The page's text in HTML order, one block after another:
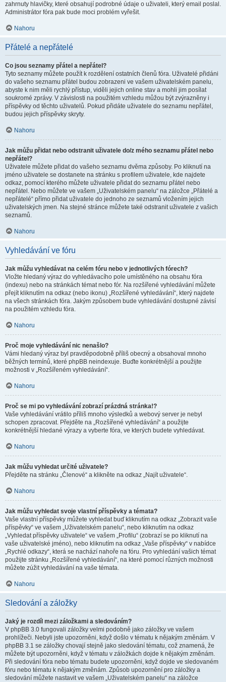
zahrnuty hlavičky, které obsahují podrobné údaje o uživateli, který email poslal.
Administrátor fóra pak bude moci problém vyřešit.
Nahoru
Přátelé a nepřátelé
Co jsou seznamy přátel a nepřátel?
Tyto seznamy můžete použít k rozdělení ostatních členů fóra. Uživatelé přidáni
do vašeho seznamu přátel budou zobrazeni ve vašem uživatelském panelu,
abyste k nim měli rychlý přístup, viděli jejich online stav a mohli jim posílat
soukromé zprávy. V závislosti na použitém vzhledu můžou být zvýrazněny i
příspěvky od těchto uživatelů. Pokud přidáte uživatele do seznamu nepřátel,
budou jejich příspěvky skryty.
Nahoru
Jak můžu přidat nebo odstranit uživatele do/z mého seznamu přátel nebo
nepřátel?
Uživatele můžete přidat do vašeho seznamu dvěma způsoby. Po kliknutí na
jméno uživatele se dostanete na stránku s profilem uživatele, kde najdete
odkaz, pomocí kterého můžete uživatele přidat do seznamu přátel nebo
nepřátel. Nebo můžete ve vašem „Uživatelském panelu“ na záložce „Přátelé a
nepřátelé“ přímo přidat uživatele do jednoho ze seznamů vložením jejich
uživatelských jmen. Na stejné stránce můžete také odstranit uživatele z vašich
seznamů.
Nahoru
Vyhledávání ve fóru
Jak můžu vyhledávat na celém fóru nebo v jednotlivých fórech?
Vložte hledaný výraz do vyhledávacího pole umístěného na obsahu fóra
(indexu) nebo na stránkách témat nebo fór. Na rozšířené vyhledávání můžete
přejít kliknutím na odkaz (nebo ikonu) „Rozšířené vyhledávání“, který najdete
na všech stránkách fóra. Jakým způsobem bude vyhledávání dostupné závisí
na použitém vzhledu fóra.
Nahoru
Proč moje vyhledávání nic nenašlo?
Vámi hledaný výraz byl pravděpodobně příliš obecný a obsahoval mnoho
běžných termínů, které phpBB neindexuje. Buďte konkrétnější a použijte
možnosti v „Rozšířeném vyhledávání“.
Nahoru
Proč se mi po vyhledávání zobrazí prázdná stránka!?
Vaše vyhledávání vrátilo příliš mnoho výsledků a webový server je nebyl
schopen zpracovat. Přejděte na „Rozšířené vyhledávání“ a použijte
konkrétnější hledané výrazy a vyberte fóra, ve kterých budete vyhledávat.
Nahoru
Jak můžu vyhledat určité uživatele?
Přejděte na stránku „Členové“ a klikněte na odkaz „Najít uživatele“.
Nahoru
Jak můžu vyhledat svoje vlastní příspěvky a témata?
Vaše vlastní příspěvky můžete vyhledat buď kliknutím na odkaz „Zobrazit vaše
příspěvky“ ve vašem „Uživatelském panelu“, nebo kliknutím na odkaz
„Vyhledat příspěvky uživatele“ ve vašem „Profilu“ (zobrazí se po kliknutí na
vaše uživatelské jméno), nebo kliknutím na odkaz „Vaše příspěvky“ v nabídce
„Rychlé odkazy“, která se nachází nahoře na fóru. Pro vyhledání vašich témat
použijte stránku „Rozšířené vyhledávání“, na které pomocí různých možnosti
můžete zúžit vyhledávání na vaše témata.
Nahoru
Sledování a záložky
Jaký je rozdíl mezi záložkami a sledováním?
V phpBB 3.0 fungovali záložky velmi podobně jako záložky ve vašem
prohlížeči. Nebyli jste upozorněni, když došlo v tématu k nějakým změnám. V
phpBB 3.1 se záložky chovají stejně jako sledování tématu, což znamená, že
můžete být upozorněni, když v tématu v záložkách dojde k nějakým změnám.
Při sledování fóra nebo tématu budete upozorněni, když dojde ve sledovaném
fóru nebo tématu k nějakým změnám. Způsob upozornění pro záložky a
sledování můžete nastavit ve vašem „Uživatelském panelu“ na záložce